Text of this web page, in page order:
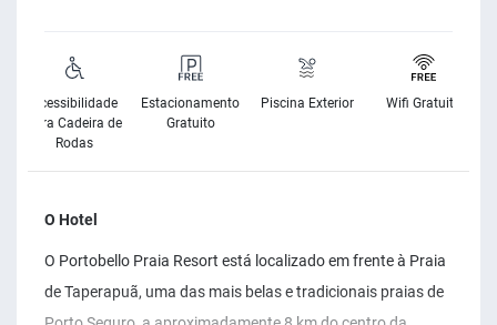
Acessibilidade
para Cadeira de
Rodas
Estacionamento
Gratuito
Piscina Exterior Wifi Gratuito
O Hotel
O Portobello Praia Resort está localizado em frente à Praia
de Taperapuã, uma das mais belas e tradicionais praias de